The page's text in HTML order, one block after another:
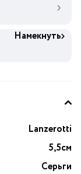
Намекнуть
Lanzerotti
5,5см
Серьги